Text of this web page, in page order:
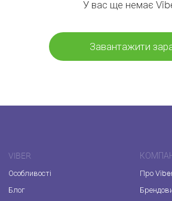
У вас ще немає
Завантажити
VIBER
Особливості
Блог
Про